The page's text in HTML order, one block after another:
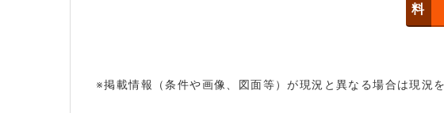
料
※掲載情報（条件や画像、図面等）が現況と異なる場合は現況